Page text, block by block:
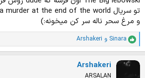
و مرغ سحر ناله سر کن میخونه:)
ا
م
ت
ا
Sinara و Arshakeri
Arshakeri
ARSALAN